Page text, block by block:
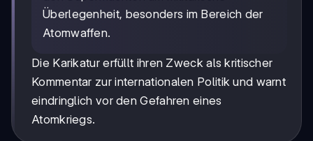
Überlegenheit, besonders im Bereich der
Atomwaffen.
Die Karikatur erfüllt ihren Zweck als kritischer
Kommentar zur internationalen Politik und warnt
eindringlich vor den Gefahren eines
Atomkriegs.